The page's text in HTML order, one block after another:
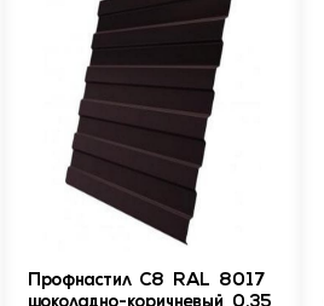
Профнастил С8 RAL 8017